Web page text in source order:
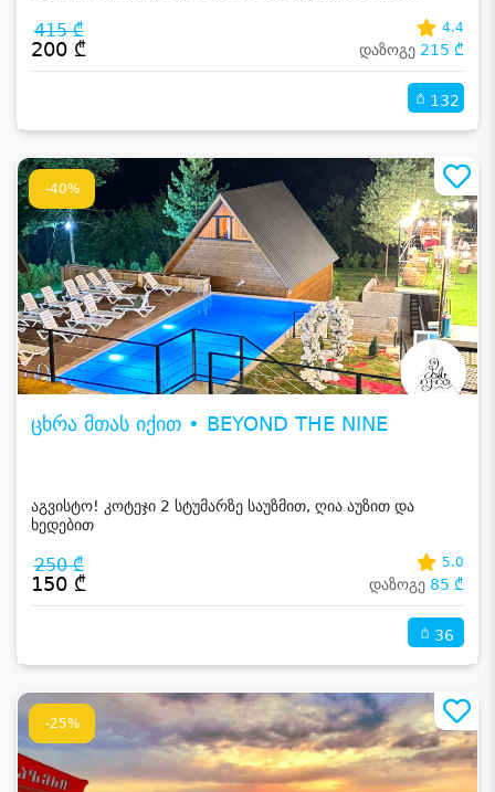
415 ₾
200 ₾
4.4
დაზოგე 215 ₾
132
-40%
ცხრა მთას იქით • BEYOND THE NINE
აგვისტო! კოტეჯი 2 სტუმარზე საუზმით, ღია აუზით და
ხედებით
250 ₾
150 ₾
5.0
დაზოგე 85 ₾
36
-25%